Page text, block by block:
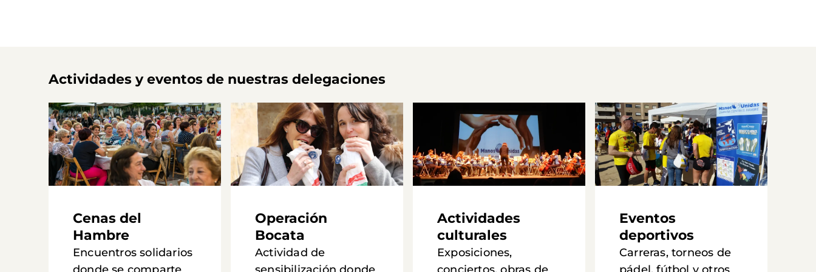
Actividades y eventos de nuestras delegaciones
Cenas del
Hambre
Encuentros solidarios
Operación
Bocata
Actividad de
Actividades
culturales
Exposiciones,
Eventos
deportivos
Carreras, torneos de